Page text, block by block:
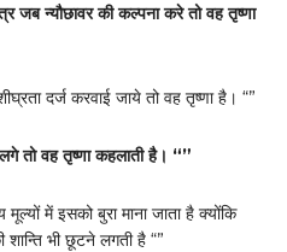
जब न्यौछावर की कल्पना करे तो वह तृष्णा
दर्ज करवाई जाये तो वह तृष्णा है। “”
तो वह तृष्णा कहलाती है। “”
मूल्यों में इसको बुरा माना जाता है क्योंकि
भी छूटने लगती है “”